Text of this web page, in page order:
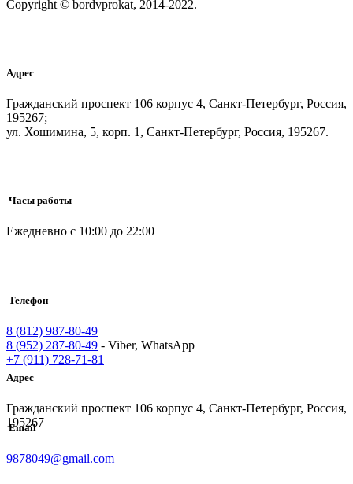
Copyright © bordvprokat, 2014-2022.
Адрес
Гражданский проспект 106 корпус 4, Санкт-Петербург, Россия,
195267;
ул. Хошимина, 5, корп. 1, Санкт-Петербург, Россия, 195267.
Часы работы
Ежедневно с 10:00 до 22:00
Телефон
8 (812) 987-80-49
8 (952) 287-80-49 - Viber, WhatsApp
+7 (911) 728-71-81
Email
9878049@gmail.com
Адрес
Гражданский проспект 106 корпус 4, Санкт-Петербург, Россия,
195267